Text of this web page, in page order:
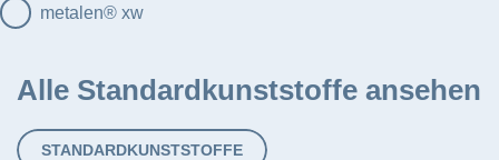
metalen® xw
Alle Standardkunststoffe ansehen
STANDARDKUNSTSTOFFE